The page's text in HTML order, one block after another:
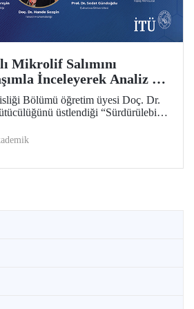
Mikrolif Salımını
İnceleyerek Analiz ve
Geliştirecek Projeye
Bölümü öğretim üyesi Doç. Dr.
üstlendiği “Sürdürülebilir
Salımı: Aşınma, UV Maruziyeti